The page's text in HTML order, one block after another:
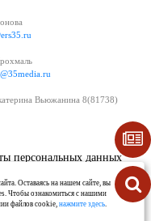
Вьюжанина 8(81738)
персональных данных
Оставаясь на нашем сайте, вы
Чтобы ознакомиться с нашими
файлов cookie,нажмите здесь.